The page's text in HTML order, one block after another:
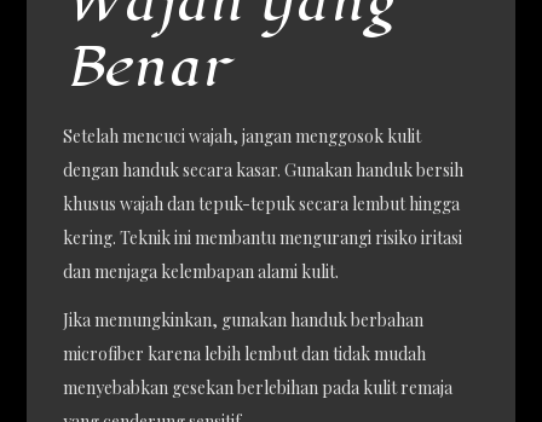
Benar
Setelah mencuci wajah, jangan menggosok kulit
dengan handuk secara kasar. Gunakan handuk bersih
khusus wajah dan tepuk-tepuk secara lembut hingga
kering. Teknik ini membantu mengurangi risiko iritasi
dan menjaga kelembapan alami kulit.
Jika memungkinkan, gunakan handuk berbahan
microfiber karena lebih lembut dan tidak mudah
menyebabkan gesekan berlebihan pada kulit remaja